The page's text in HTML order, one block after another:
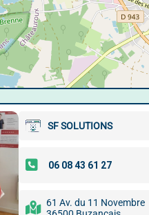
SF SOLUTIONS
61 Av. du 11 Novembre